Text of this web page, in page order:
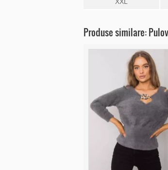
Produse similare: